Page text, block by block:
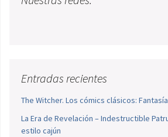
Entradas recientes
The Witcher. Los cómics clásicos:
La Era de Revelación – Indestructible
estilo cajún